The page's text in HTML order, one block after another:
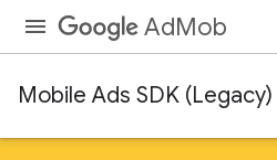
AdMob
Mobile Ads SDK